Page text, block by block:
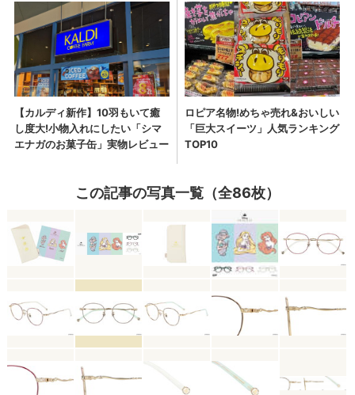
この記事の写真一覧（全86枚）